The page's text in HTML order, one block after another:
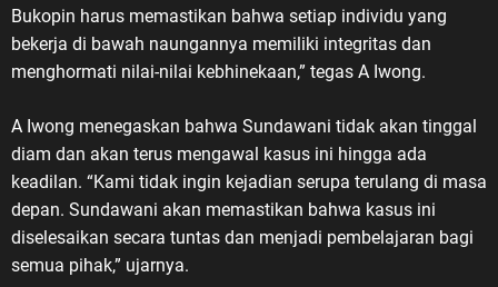
Bukopin harus memastikan bahwa setiap individu yang
bekerja di bawah naungannya memiliki integritas dan
menghormati nilai-nilai kebhinekaan,” tegas A Iwong.
A Iwong menegaskan bahwa Sundawani tidak akan tinggal
diam dan akan terus mengawal kasus ini hingga ada
keadilan. “Kami tidak ingin kejadian serupa terulang di masa
depan. Sundawani akan memastikan bahwa kasus ini
diselesaikan secara tuntas dan menjadi pembelajaran bagi
semua pihak,” ujarnya.